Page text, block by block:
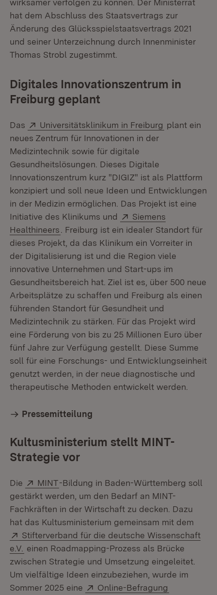
wirksamer verfolgen zu können. Der Ministerrat
hat dem Abschluss des Staatsvertrags zur
Änderung des Glücksspielstaatsvertrags 2021
und seiner Unterzeichnung durch Innenminister
Thomas Strobl zugestimmt.
Digitales Innovationszentrum in
Freiburg geplant
Das Extern:
Universitätsklinikum in Freiburg (Öffnet in
plant ein
neues Zentrum für Innovationen in der
Medizintechnik sowie für digitale
Gesundheitslösungen. Dieses Digitale
Innovationszentrum kurz "DIGIZ" ist als Plattform
konzipiert und soll neue Ideen und Entwicklungen
in der Medizin ermöglichen. Das Projekt ist eine
Initiative des Klinikums und
Extern:
Siemens
Healthineers (Öffnet in neuem Fenster)
. Freiburg ist ein idealer Standort für
dieses Projekt, da das Klinikum ein Vorreiter in
der Digitalisierung ist und die Region viele
innovative Unternehmen und Start-ups im
Gesundheitsbereich hat. Ziel ist es, über 500 neue
Arbeitsplätze zu schaffen und Freiburg als einen
führenden Standort für Gesundheit und
Medizintechnik zu stärken. Für das Projekt wird
eine Förderung von bis zu 25 Millionen Euro über
fünf Jahre zur Verfügung gestellt. Diese Summe
soll für eine Forschungs- und Entwicklungseinheit
genutzt werden, in der neue diagnostische und
therapeutische Methoden entwickelt werden.
Pressemitteilung
Kultusministerium stellt MINT-
Strategie vor
Die Extern:
MINT(Öffnet in neuem Fenster)
-Bildung in Baden-Württemberg soll
gestärkt werden, um den Bedarf an MINT-
Fachkräften in der Wirtschaft zu decken. Dazu
hat das Kultusministerium gemeinsam mit dem
Extern:
Stifterverband für die deutsche Wissenschaft
e.V. (Öffnet in neuem Fenster)
einen Roadmapping-Prozess als Brücke
zwischen Strategie und Umsetzung eingeleitet.
Um vielfältige Ideen einzubeziehen, wurde im
Sommer 2025 eine
Extern:
Online-Befragung